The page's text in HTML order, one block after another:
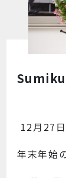
12月27日
年末年始